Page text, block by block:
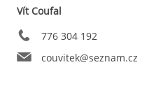
Vít Coufal
776 304 192
couvitek@seznam.cz